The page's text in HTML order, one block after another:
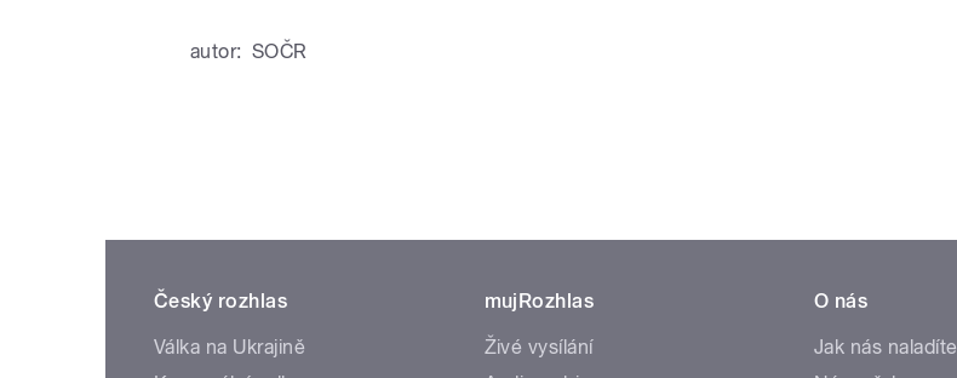
autor: SOČR
Český rozhlas
Válka na Ukrajině
mujRozhlas
Živé vysílání
O nás
Jak nás naladíte